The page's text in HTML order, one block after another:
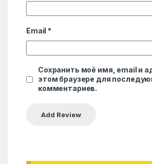
Email *
Сохранить моё имя, email и
этом браузере для
комментариев.